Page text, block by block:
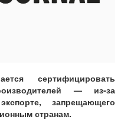
сертифицировать
— из-за
запрещающего
странам.